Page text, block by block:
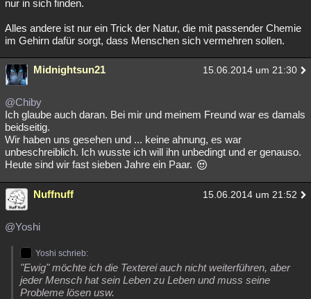
nur in sich finden.
Alles andere ist nur ein Trick der Natur, die mit passender Chemie
im Gehirn dafür sorgt, dass Menschen sich vermehren sollen.
Midnightsun21 15.06.2014 um 21:30
@Chiby
Ich glaube auch daran. Bei mir und meinem Freund war es damals
beidseitig.
Wir haben uns gesehen und ... keine ahnung, es war
unbeschreiblich. Ich wusste ich will ihn unbedingt und er genauso.
Heute sind wir fast sieben Jahre ein Paar.
Nuffnuff 15.06.2014 um 21:52
@Yoshi
Yoshi schrieb:
"Ewig" möchte ich die Texterei auch nicht weiterführen, aber
jeder Mensch hat sein Leben zu Leben und muss seine
Probleme lösen usw.